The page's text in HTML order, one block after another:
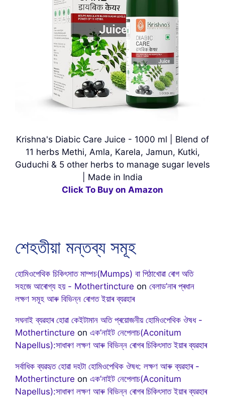
Krishna's Diabic Care Juice - 1000 ml | Blend of
11 herbs Methi, Amla, Karela, Jamun, Kutki,
Guduchi & 5 other herbs to manage sugar levels
| Made in India
Click To Buy on Amazon
শেহতীয়া মন্তব্য সমূহ
হোমিওপেথিক চিকিৎসাত মাম্পচ(Mumps) বা পিঠাখোৱা ৰোগ অতি
সহজে আৰোগ্য হয় - Mothertincture on বেলাড’নাৰ প্ৰধান
লক্ষণ সমূহ আৰু বিভিন্ন ৰোগত ইয়াৰ ব্যৱহাৰ
সঘনাই ব্যৱহাৰ হোৱা কেইটামান অতি প্ৰয়োজনীয় হোমিওপেথিক ঔষধ -
Mothertincture on এক’নাইট নেপেলাচ(Aconitum
Napellus):সাধাৰণ লক্ষণ আৰু বিভিন্ন ৰোগৰ চিকিৎসাত ইয়াৰ ব্যৱহাৰ
সৰ্বাধিক ব্যৱহৃত হোৱা দহটা হোমিওপেথিক ঔষধ: লক্ষণ আৰু ব্যৱহাৰ -
Mothertincture on এক’নাইট নেপেলাচ(Aconitum
Napellus):সাধাৰণ লক্ষণ আৰু বিভিন্ন ৰোগৰ চিকিৎসাত ইয়াৰ ব্যৱহাৰ